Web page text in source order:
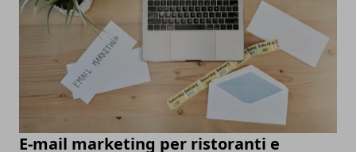
E-mail marketing per ristoranti e